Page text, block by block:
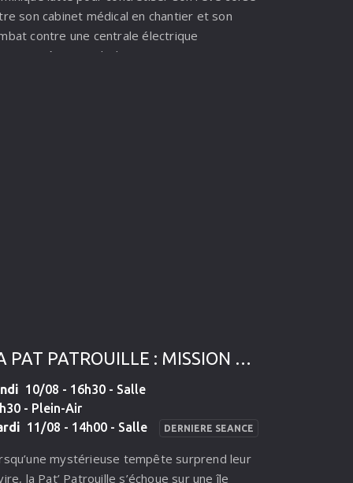
son cabinet médical en chantier et son
contre une centrale électrique
Quand Olivier, son ami
LA PAT PATROUILLE : MISSION DINO
10/08 - 16h30 - Salle
- Plein-Air
11/08 - 14h00 - Salle DERNIERE SEANCE
mystérieuse tempête surprend leur
la Pat’ Patrouille s’échoue sur une île